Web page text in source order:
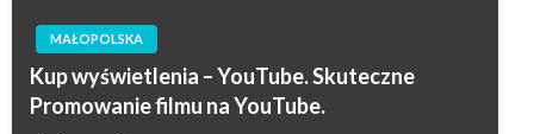
MAŁOPOLSKA
Kup wyświetlenia – YouTube. Skuteczne
Promowanie filmu na YouTube.